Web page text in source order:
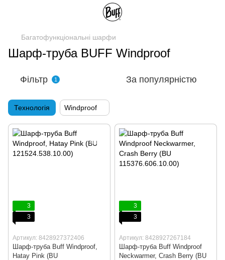
Багатофункціональні шарфи
Шарф-труба BUFF Windproof
Фільтр 1 За популярністю
Технологія Windproof
3
3
Артикул: 8428927372406
Шарф-труба Buff Windproof,
Hatay Pink (BU
3
3
Артикул: 8428927267184
Шарф-труба Buff Windproof
Neckwarmer, Crash Berry (BU